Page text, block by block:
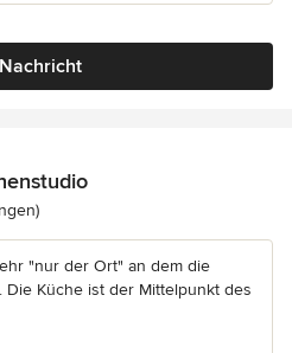
Nachricht
5 von 5 Sternen
"nur der Ort" an dem die
Küche ist der Mittelpunkt des